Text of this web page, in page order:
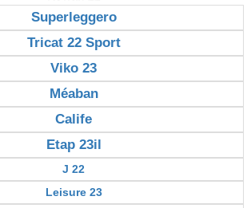
Superleggero
Tricat 22 Sport
Viko 23
Méaban
Calife
Etap 23il
J 22
Leisure 23